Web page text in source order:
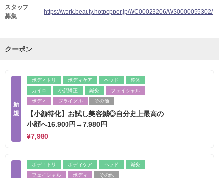
スタッフ
募集
https://work.beauty.hotpepper.jp/WC00023206/WS0000055302/
クーポン
新
規
ボディトリ ボディケア ヘッド
整体
カイロ
小顔矯正 鍼灸
フェイシャル
ボディ
ブライダル その他
【小顔特化】お試し美容鍼◎自分史上最高の
小顔へ16,900円→7,980円
¥7,980
ボディトリ ボディケア ヘッド
鍼灸
フェイシャル
ボディ その他